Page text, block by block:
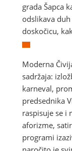
grada Šapca
odslikava
doskočicu,
Moderna
sadržaja:
karneval,
predsednika
raspisuje se i
aforizme,
programi